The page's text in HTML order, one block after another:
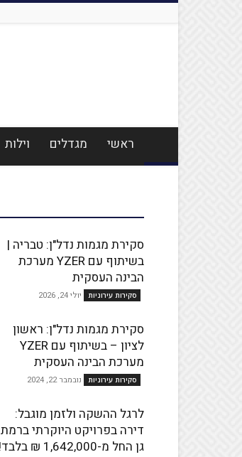
ראשי מגדלים וילות
סקירת מגמות נדל"ן: טבריה |
בשיתוף עם YZER מערכת
הבינה העסקית
סקירות עירוניות יולי 24, 2026
סקירת מגמות נדל"ן: ראשון
לציון – בשיתוף עם YZER
מערכת הבינה העסקית
סקירות עירוניות נובמבר 22, 2024
לרגל ההשקה ולזמן מוגבל:
דירה בפרויקט היוקרתי ברמת
גן החל מ-1,642,000 ₪ בלבד!